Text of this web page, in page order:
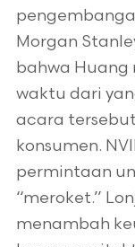
Morgan
bahwa Huang
waktu dari
acara
konsumen.
permintaan
“meroket.”
menambah